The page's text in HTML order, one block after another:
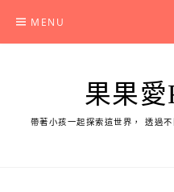
content
MENU
果果
帶著小孩一起探索這世界， 透過